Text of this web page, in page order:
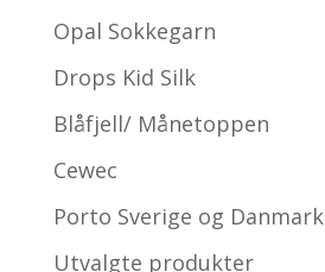
Opal Sokkegarn
Drops Kid Silk
Blåfjell/ Månetoppen
Cewec
Porto Sverige og Danmark
Utvalgte produkter